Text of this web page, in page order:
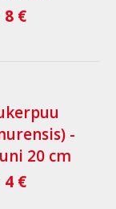
8 €
-
20 cm
4 €